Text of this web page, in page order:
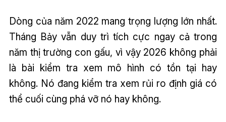
Dòng của năm 2022 mang trọng lượng lớn nhất.
Tháng Bảy vẫn duy trì tích cực ngay cả trong
năm thị trường con gấu, vì vậy 2026 không phải
là bài kiểm tra xem mô hình có tồn tại hay
không. Nó đang kiểm tra xem rủi ro định giá có
thể cuối cùng phá vỡ nó hay không.